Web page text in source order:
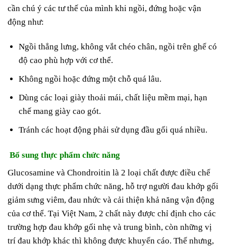
cần chú ý các tư thế của mình khi ngồi, đứng hoặc vận
động như:
Ngồi thẳng lưng, không vắt chéo chân, ngồi trên ghế có
độ cao phù hợp với cơ thể.
Không ngồi hoặc đứng một chỗ quá lâu.
Dùng các loại giày thoải mái, chất liệu mềm mại, hạn
chế mang giày cao gót.
Tránh các hoạt động phải sử dụng đầu gối quá nhiều.
Bổ sung thực phẩm chức năng
Glucosamine và Chondroitin là 2 loại chất được điều chế
dưới dạng thực phẩm chức năng, hỗ trợ người đau khớp gối
giảm sưng viêm, đau nhức và cải thiện khả năng vận động
của cơ thể. Tại Việt Nam, 2 chất này được chỉ định cho các
trường hợp đau khớp gối nhẹ và trung bình, còn những vị
trí đau khớp khác thì không được khuyến cáo. Thế nhưng,